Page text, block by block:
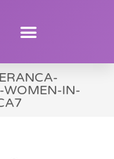
WOMEN-IN-